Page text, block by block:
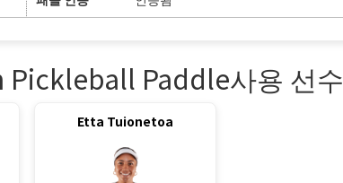
Pickleball Paddle사용 선수
Etta Tuionetoa